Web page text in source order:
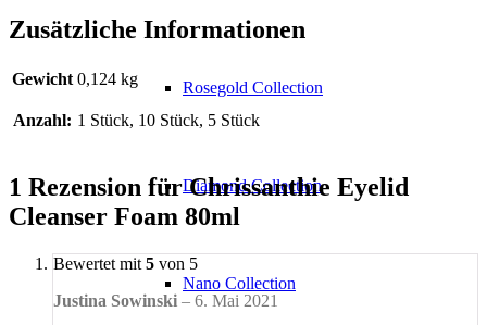
Rosegold Collection
Diamond Collection
Nano Collection
Zusätzliche Informationen
Gewicht 0,124 kg
Anzahl: 1 Stück, 10 Stück, 5 Stück
1 Rezension fürChrissanthie Eyelid
Cleanser Foam 80ml
Bewertet mit 5 von 5
Justina Sowinski – 6. Mai 2021